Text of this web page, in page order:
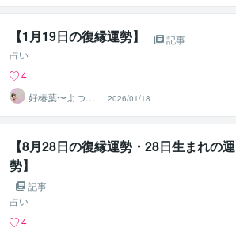
【1月19日の復縁運勢】
記事
占い
4
好椿葉〜よつ
ば〜
2026/01/18
【8月28日の復縁運勢・28日生まれの運
勢】
記事
占い
4